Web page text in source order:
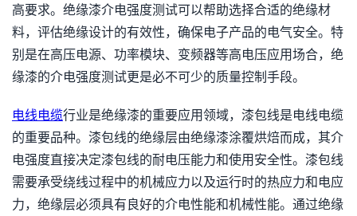
高要求。绝缘漆介电强度测试可以帮助选择合适的绝缘材
料，评估绝缘设计的有效性，确保电子产品的电气安全。特
别是在高压电源、功率模块、变频器等高电压应用场合，绝
缘漆的介电强度测试更是必不可少的质量控制手段。
电线电缆行业是绝缘漆的重要应用领域，漆包线是电线电缆
的重要品种。漆包线的绝缘层由绝缘漆涂覆烘焙而成，其介
电强度直接决定漆包线的耐电压能力和使用安全性。漆包线
需要承受绕线过程中的机械应力以及运行时的热应力和电应
力，绝缘层必须具有良好的介电性能和机械性能。通过绝缘